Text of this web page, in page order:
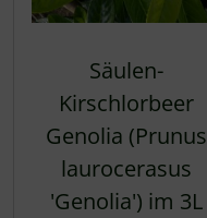
Säulen-
Kirschlorbeer
Genolia (Prunus
laurocerasus
'Genolia') im 3L